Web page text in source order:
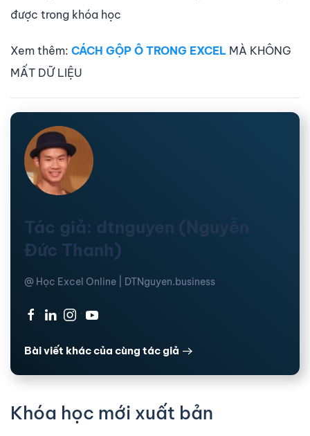
được trong khóa học
Xem thêm: CÁCH GỘP Ô TRONG EXCEL MÀ KHÔNG
MẤT DỮ LIỆU
Tác giả: dtnguyen (Nguyễn
Đức Thanh)
@ Học Excel Online | DTNguyen.business
· · ·
Bài viết khác của cùng tác giả
Khóa học mới xuất bản